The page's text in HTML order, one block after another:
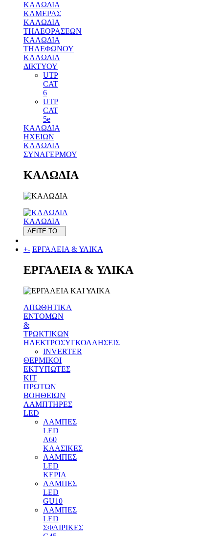
ΚΑΛΩΔΙΑ
ΚΑΜΕΡΑΣ
ΚΑΛΩΔΙΑ
ΤΗΛΕΟΡΑΣΕΩΝ
ΚΑΛΩΔΙΑ
ΤΗΛΕΦΩΝΟΥ
ΚΑΛΩΔΙΑ
ΔΙΚΤΥΟΥ
UTP
CAT
6
UTP
CAT
5e
ΚΑΛΩΔΙΑ
ΗΧΕΙΩΝ
ΚΑΛΩΔΙΑ
ΣΥΝΑΓΕΡΜΟΥ
ΚΑΛΩΔΙΑ
ΚΑΛΩΔΙΑ
ΔΕΙΤΕ ΤΟ
+- ΕΡΓΑΛΕΙΑ & ΥΛΙΚΑ
ΕΡΓΑΛΕΙΑ & ΥΛΙΚΑ
ΑΠΩΘΗΤΙΚΑ
ΕΝΤΟΜΩΝ
&
ΤΡΩΚΤΙΚΩΝ
ΗΛΕΚΤΡΟΣΥΓΚΟΛΛΗΣΕΙΣ
INVERTER
ΘΕΡΜΙΚΟΙ
ΕΚΤΥΠΩΤΕΣ
ΚΙΤ
ΠΡΩΤΩΝ
ΒΟΗΘΕΙΩΝ
ΛΑΜΠΤΗΡΕΣ
LED
ΛΑΜΠΕΣ
LED
Α60
ΚΛΑΣΙΚΕΣ
ΛΑΜΠΕΣ
LED
ΚΕΡΙΑ
ΛΑΜΠΕΣ
LED
GU10
ΛΑΜΠΕΣ
LED
ΣΦΑΙΡΙΚΕΣ